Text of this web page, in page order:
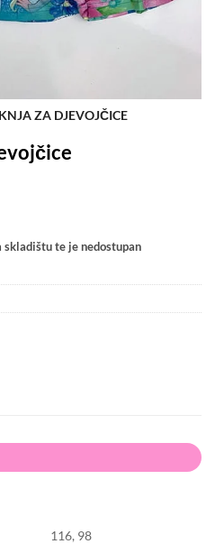
ZA DJEVOJČICE
skladištu te je nedostupan
116, 98